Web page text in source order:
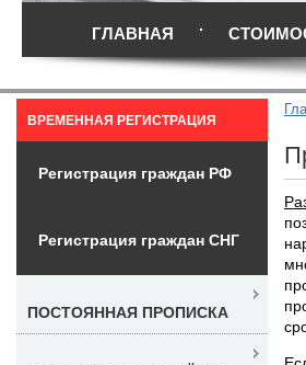
ГЛАВНАЯ
ВРЕМЕННАЯ РЕГИСТРАЦИЯ
Регистрация граждан РФ
Регистрация граждан СНГ
ПОСТОЯННАЯ ПРОПИСКА